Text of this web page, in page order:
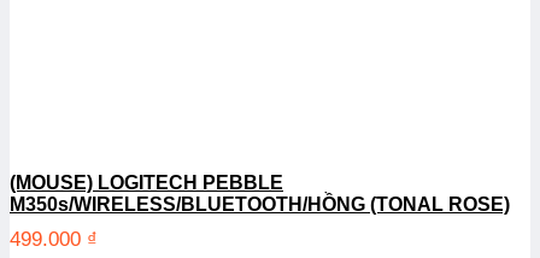
(MOUSE) LOGITECH PEBBLE
M350s/WIRELESS/BLUETOOTH/HỒNG (TONAL ROSE)
499.000 ₫